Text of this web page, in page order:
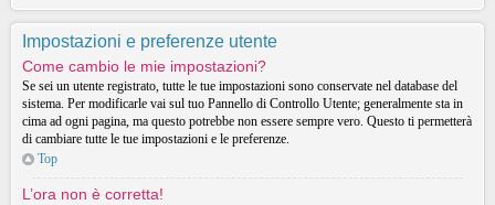
Impostazioni e preferenze utente
Come cambio le mie impostazioni?
Se sei un utente registrato, tutte le tue impostazioni sono conservate nel database del
sistema. Per modificarle vai sul tuo Pannello di Controllo Utente; generalmente sta in
cima ad ogni pagina, ma questo potrebbe non essere sempre vero. Questo ti permetterà
di cambiare tutte le tue impostazioni e le preferenze.
Top
L’ora non è corretta!